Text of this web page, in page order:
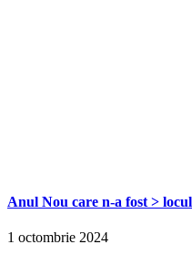
Anul Nou care n-a fost >
1 octombrie 2024